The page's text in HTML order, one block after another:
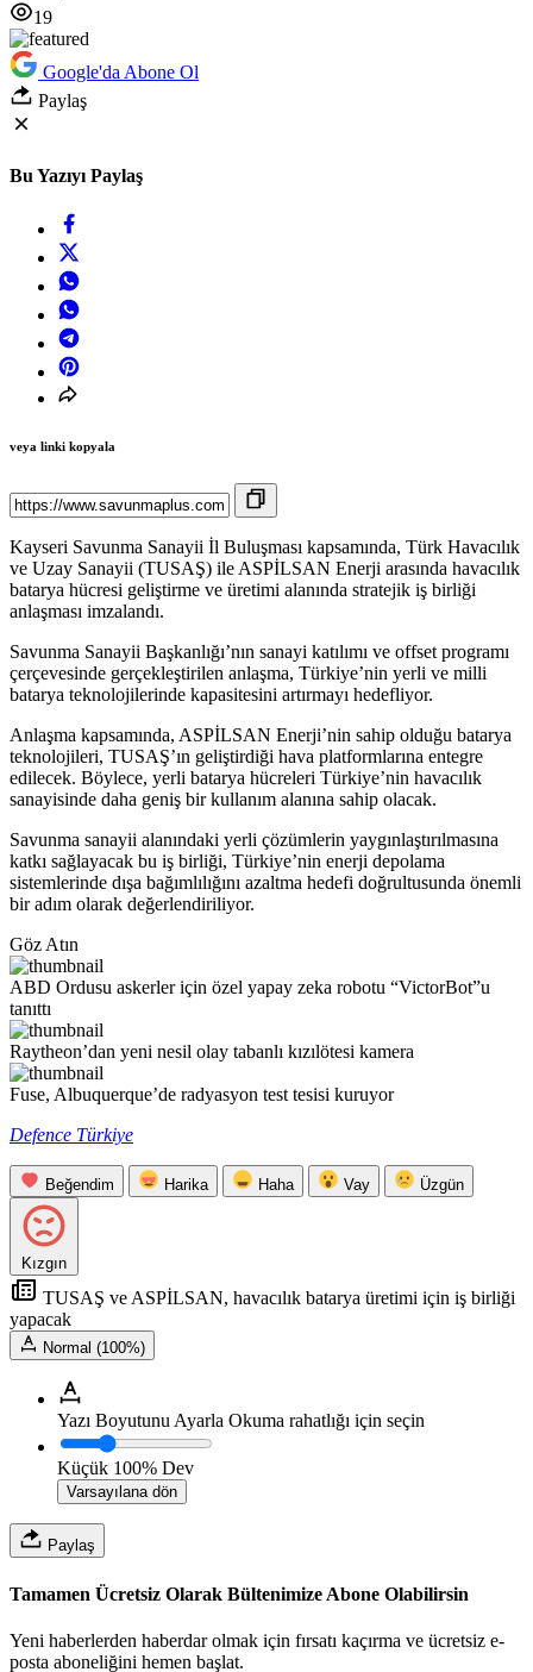
19
Google'da Abone Ol
Paylaş
Bu Yazıyı Paylaş
veya linki kopyala
Kayseri Savunma Sanayii İl Buluşması kapsamında, Türk Havacılık
ve Uzay Sanayii (TUSAŞ) ile ASPİLSAN Enerji arasında havacılık
batarya hücresi geliştirme ve üretimi alanında stratejik iş birliği
anlaşması imzalandı.
Savunma Sanayii Başkanlığı’nın sanayi katılımı ve offset programı
çerçevesinde gerçekleştirilen anlaşma, Türkiye’nin yerli ve milli
batarya teknolojilerinde kapasitesini artırmayı hedefliyor.
Anlaşma kapsamında, ASPİLSAN Enerji’nin sahip olduğu batarya
teknolojileri, TUSAŞ’ın geliştirdiği hava platformlarına entegre
edilecek. Böylece, yerli batarya hücreleri Türkiye’nin havacılık
sanayisinde daha geniş bir kullanım alanına sahip olacak.
Savunma sanayii alanındaki yerli çözümlerin yaygınlaştırılmasına
katkı sağlayacak bu iş birliği, Türkiye’nin enerji depolama
sistemlerinde dışa bağımlılığını azaltma hedefi doğrultusunda önemli
bir adım olarak değerlendiriliyor.
Göz Atın
ABD Ordusu askerler için özel yapay zeka robotu “VictorBot”u
tanıttı
Raytheon’dan yeni nesil olay tabanlı kızılötesi kamera
Fuse, Albuquerque’de radyasyon test tesisi kuruyor
Defence Türkiye
Beğendim Harika Haha Vay Üzgün
Kızgın
TUSAŞ ve ASPİLSAN, havacılık batarya üretimi için iş birliği
yapacak
Normal (100%)
Yazı Boyutunu Ayarla Okuma rahatlığı için seçin
Küçük 100% Dev
Varsayılana dön
Paylaş
Tamamen Ücretsiz Olarak Bültenimize Abone Olabilirsin
Yeni haberlerden haberdar olmak için fırsatı kaçırma ve ücretsiz e-
posta aboneliğini hemen başlat.